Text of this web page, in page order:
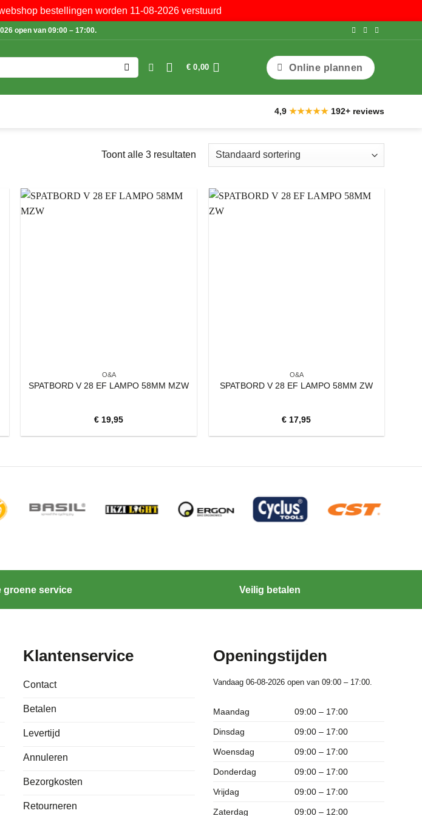
bestellingen worden 11-08-2026 verstuurd
open van 09:00 – 17:00.
€ 0,00 Online plannen
4,9 ★★★★★ 192+ reviews
Toont alle 3 resultaten
O&A
SPATBORD V 28 EF LAMPO 58MM MZW
€ 19,95
O&A
SPATBORD V 28 EF LAMPO 58MM ZW
€ 17,95
groene service Veilig betalen
Klantenservice
Contact
Betalen
Levertijd
Annuleren
Bezorgkosten
Retourneren
Openingstijden
Vandaag 06-08-2026 open van 09:00 – 17:00.
Maandag 09:00 – 17:00
Dinsdag 09:00 – 17:00
Woensdag 09:00 – 17:00
Donderdag 09:00 – 17:00
Vrijdag 09:00 – 17:00
Zaterdag 09:00 – 12:00